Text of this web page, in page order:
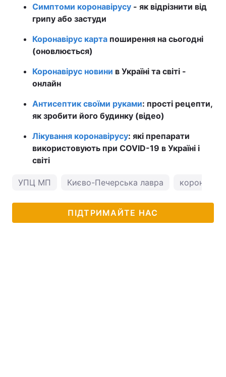
Симптоми коронавірусу - як відрізнити від
грипу або застуди
Коронавірус карта поширення на сьогодні
(оновлюється)
Коронавірус новини в Україні та світі -
онлайн
Антисептик своїми руками: прості рецепти,
як зробити його будинку (відео)
Лікування коронавірусу: які препарати
використовують при COVID-19 в Україні і
світі
УПЦ МП Києво-Печерська лавра
ПІДТРИМАЙТЕ НАС